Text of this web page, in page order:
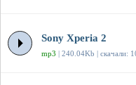
Sony Xperia 2
mp3 | 240.04Kb | скачали: